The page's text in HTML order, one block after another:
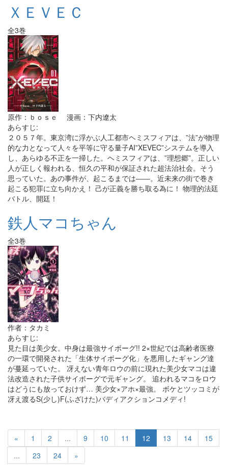
ＸＥＶＥＣ
全3巻
原作：ｂｏｓｅ 漫画：下内遼太
あらすじ:
２０５７年。東京湾に浮かぶ人工都市ヘミスフィアは、”法”が物理
的な力となって人々を平等に守る量子AI”XEVEC”システムを導入
し、あらゆる不正を一掃した。ヘミスフィアは、”理想郷”。正しい
人が正しく報われる、恒久の平和が保証された超法治社会。そう
思っていた。あの事件が、起こるまでは――。近未来の街で巻き
起こる犯罪に立ち向かえ！ 己が正義を勝ち取る為に！ 物理的法廷
バトル、開廷！
鉄人マコちゃん
全3巻
作者：タカミ
あらすじ:
見た目は美少女。中身は最強サイボーグ!! 2×世紀では高齢者医療
の一環で開発された「生体サイボーグ化」を悪用したギャング達
が蔓延っていた。 冴えない青年ロウの前に現れた美少女マコは違
法改造された子供サイボーグで元ギャング。 追われるマコをロウ
はどうにも放っておけず… 美少女×アホ×最強。 ボケとツッコミが
冴え渡るS(少し)F(ふざけた)バディアクションコメディ!
« 1 2 ... 9 10 11 12 13 14
15
...
23 24 »